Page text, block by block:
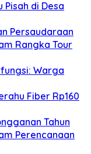
Pisah di Desa
Persaudaraan
Rangka Tour
Warga
Fiber Rp160
Tahun
Perencanaan